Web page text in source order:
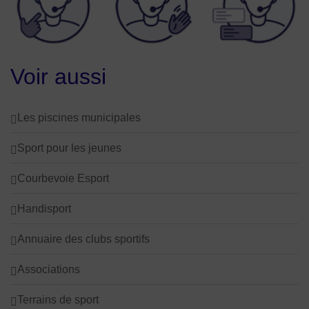
Voir aussi
Les piscines municipales
Sport pour les jeunes
Courbevoie Esport
Handisport
Annuaire des clubs sportifs
Associations
Terrains de sport